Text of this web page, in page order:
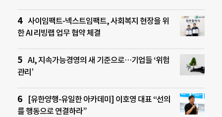
사이임팩트-넥스트임팩트, 사회복지 현장을 위
한 AI 리빙랩 업무 협약 체결
AI, 지속가능경영의 새 기준으로…기업들 ‘위험
관리’
[유한양행-유일한 아카데미] 이호영 대표 “선의
를 행동으로 연결하라”